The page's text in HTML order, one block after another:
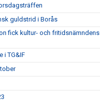
guldstrid i Borås
fick kultur- och fritidsnämndens
i TG&IF